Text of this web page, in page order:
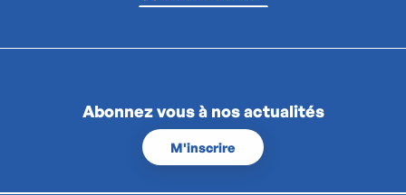
Abonnez vous à nos actualités
M'inscrire